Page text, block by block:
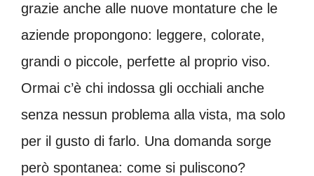
grazie anche alle nuove montature che le
aziende propongono: leggere, colorate,
grandi o piccole, perfette al proprio viso.
Ormai c’è chi indossa gli occhiali anche
senza nessun problema alla vista, ma solo
per il gusto di farlo. Una domanda sorge
però spontanea: come si puliscono?